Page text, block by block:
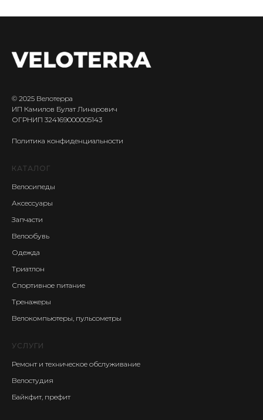
© 2025 Велотерра
ИП Камилов Булат Линарович
ОГРНИП 324169000005143
Политика конфиденциальности
КАТАЛОГ
Велосипеды
Аксессуары
Запчасти
Велообувь
Одежда
Триатлон
Спортивное питание
Тренажеры
Велокомпьютеры, пульсометры
УСЛУГИ
Ремонт и техническое обслуживание
Велостудия
Байкфит, префит